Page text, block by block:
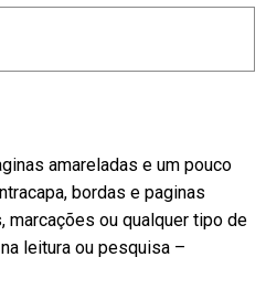
amareladas e um pouco
bordas e paginas
marcações ou qualquer tipo de
leitura ou pesquisa –